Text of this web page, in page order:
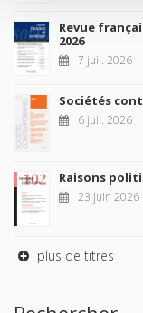
Revue
2026
7 juil. 2026
Sociétés
6 juil. 2026
Raisons
23 juin 2026
plus de titres